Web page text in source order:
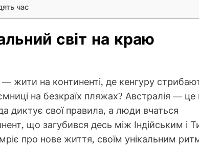
час
світ на краю
жити на континенті, де кенгуру
на безкраїх пляжах? Австралія — це
диктує свої правила, а люди вчаться
що загубився десь між Індійським і
про нове життя, своїм унікальним